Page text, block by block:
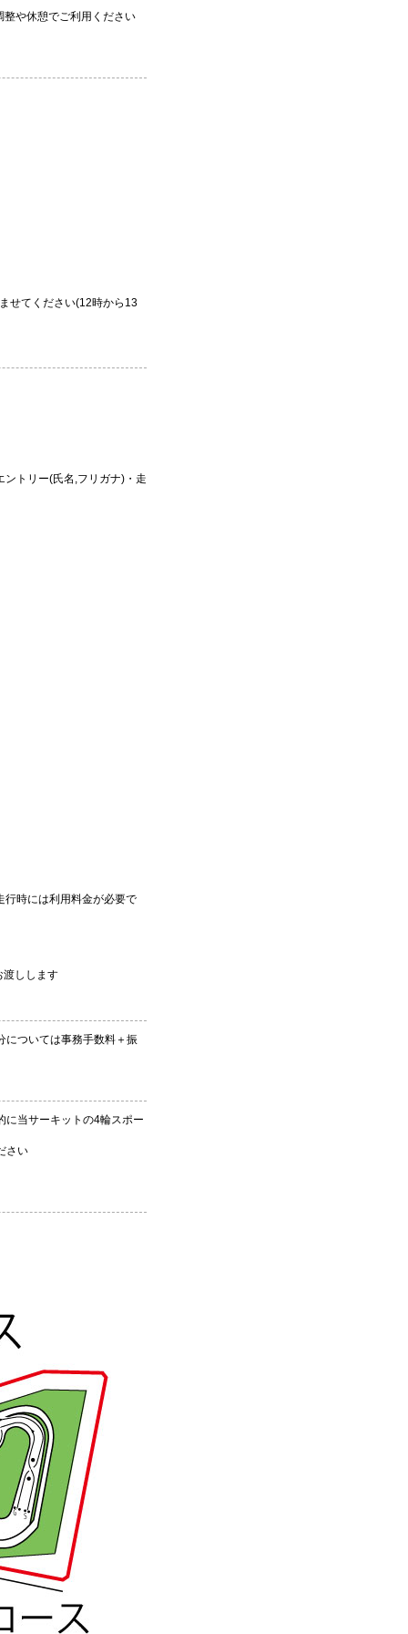
や休憩でご利用ください
せてください(12時から13
トリー(氏名,フリガナ)・走
行時には利用料金が必要で
渡しします
については事務手数料＋振
に当サーキットの4輪スポー
さい